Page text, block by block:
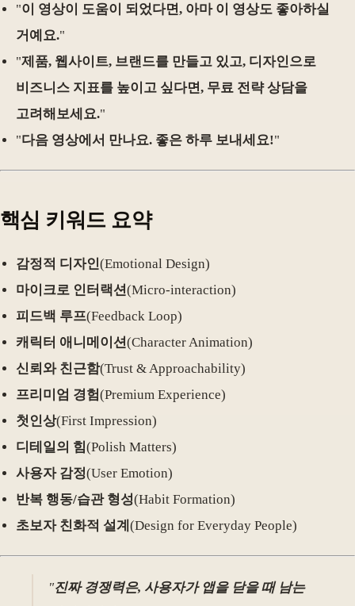
"이 영상이 도움이 되었다면, 아마 이 영상도 좋아하실
거예요."
"제품, 웹사이트, 브랜드를 만들고 있고, 디자인으로
비즈니스 지표를 높이고 싶다면, 무료 전략 상담을
고려해보세요."
"다음 영상에서 만나요. 좋은 하루 보내세요!"
핵심 키워드 요약
감정적 디자인(Emotional Design)
마이크로 인터랙션 (Micro-interaction)
피드백 루프(Feedback Loop)
캐릭터 애니메이션 (Character Animation)
신뢰와 친근함(Trust & Approachability)
프리미엄 경험(Premium Experience)
첫인상(First Impression)
디테일의 힘(Polish Matters)
사용자 감정(User Emotion)
반복 행동/습관 형성(Habit Formation)
초보자 친화적 설계 (Design for Everyday People)
"진짜 경쟁력은, 사용자가 앱을 닫을 때 남는